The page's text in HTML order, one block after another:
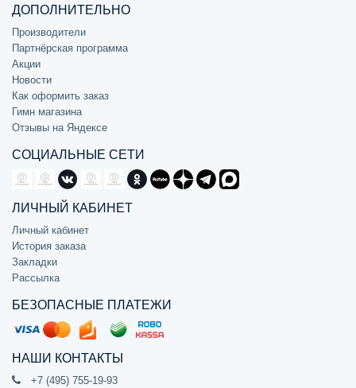
ДОПОЛНИТЕЛЬНО
Производители
Партнёрская программа
Акции
Новости
Как оформить заказ
Гимн магазина
Отзывы на Яндексе
СОЦИАЛЬНЫЕ СЕТИ
ЛИЧНЫЙ КАБИНЕТ
Личный кабинет
История заказа
Закладки
Рассылка
БЕЗОПАСНЫЕ ПЛАТЕЖИ
НАШИ КОНТАКТЫ
+7 (495) 755-19-93